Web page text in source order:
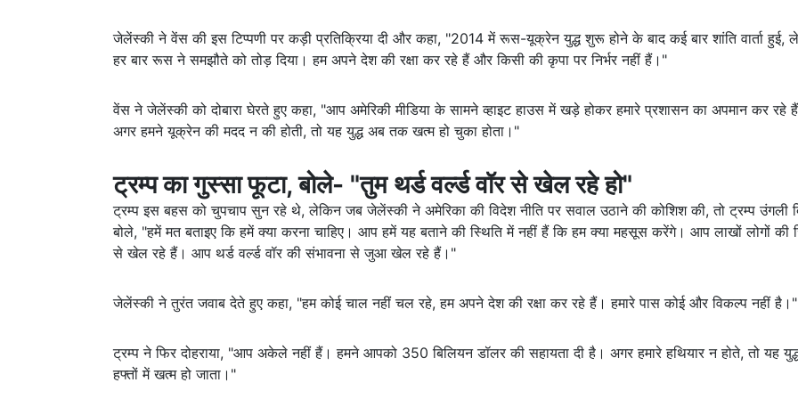
जेलेंस्की ने वेंस की इस टिप्पणी पर कड़ी प्रतिक्रिया दी और कहा, "2014 में रूस-यूक्रेन युद्ध शुरू होने के बाद कई बार शांति वार्ता हुई,
हर बार रूस ने समझौते को तोड़ दिया। हम अपने देश की रक्षा कर रहे हैं और किसी की कृपा पर निर्भर नहीं हैं।"
वेंस ने जेलेंस्की को दोबारा घेरते हुए कहा, "आप अमेरिकी मीडिया के सामने व्हाइट हाउस में खड़े होकर हमारे प्रशासन का अपमान कर रहे
अगर हमने यूक्रेन की मदद न की होती, तो यह युद्ध अब तक खत्म हो चुका होता।"
ट्रम्प का गुस्सा फूटा, बोले- "तुम थर्ड वर्ल्ड वॉर से खेल रहे हो"
ट्रम्प इस बहस को चुपचाप सुन रहे थे, लेकिन जब जेलेंस्की ने अमेरिका की विदेश नीति पर सवाल उठाने की कोशिश की, तो ट्रम्प उंगली
बोले, "हमें मत बताइए कि हमें क्या करना चाहिए। आप हमें यह बताने की स्थिति में नहीं हैं कि हम क्या महसूस करेंगे। आप लाखों लोगों की
से खेल रहे हैं। आप थर्ड वर्ल्ड वॉर की संभावना से जुआ खेल रहे हैं।"
जेलेंस्की ने तुरंत जवाब देते हुए कहा, "हम कोई चाल नहीं चल रहे, हम अपने देश की रक्षा कर रहे हैं। हमारे पास कोई और विकल्प नहीं है।"
ट्रम्प ने फिर दोहराया, "आप अकेले नहीं हैं। हमने आपको 350 बिलियन डॉलर की सहायता दी है। अगर हमारे हथियार न होते, तो यह
हफ्तों में खत्म हो जाता।"